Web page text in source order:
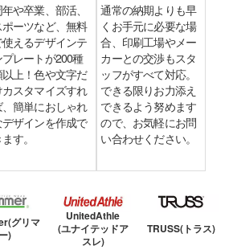
年や卒業、部活、
ポーツなど、無料
使えるデザインテ
プレートが200種
上！色や文字だ
カスタマイズすれ
、簡単におしゃれ
デザインを作成で
す。
通常の納期よりも早
くお手元に必要な場
合、印刷工場やメー
カーとの交渉もスタ
ッフがすべて対応。
できる限りお力添え
できるよう努めます
ので、お気軽にお問
い合わせください。
グリマ
ー)
UnitedAthle
(ユナイテッドア
スレ)
TRUSS(トラス)